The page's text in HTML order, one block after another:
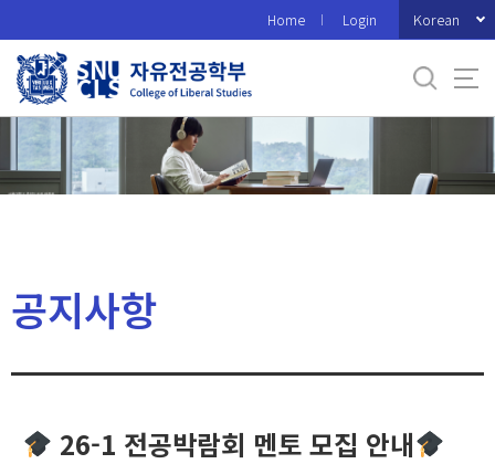
로
메
Home Login Korean
공지사항
26-1 전공박람회 멘토 모집 안내